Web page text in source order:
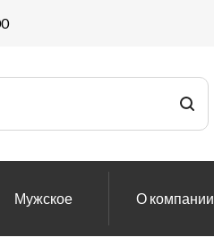
Мужское О компании